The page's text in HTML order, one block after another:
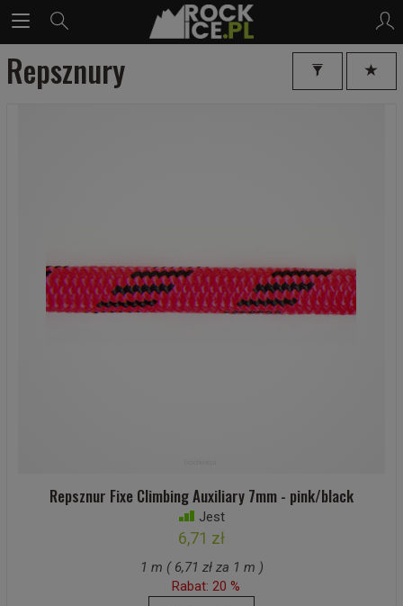
Repsznury
Repsznur Fixe Climbing Auxiliary 7mm - pink/black
Jest
6,71 zł
1 m ( 6,71 zł za 1 m )
Rabat: 20 %